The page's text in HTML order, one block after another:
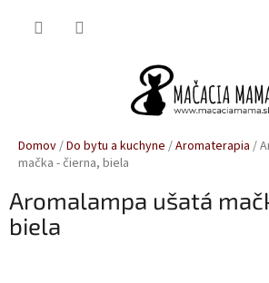
Domov/Do bytu a kuchyne /Aromaterapia /
mačka - čierna, biela
Aromalampa ušatá
biela